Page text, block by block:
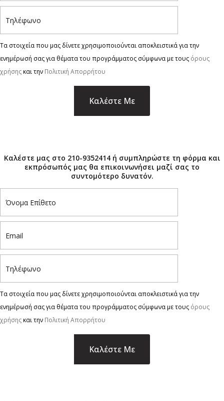
Τα στοιχεία που μας δίνετε χρησιμοποιούνται αποκλειστικά για την
ενημέρωσή σας για θέματα του προγράμματος σύμφωνα με τους όρους
χρήσηςκαι την Πολιτική Απορρήτου
Καλέστε μας στο 210-9352414 ή συμπληρώστε τη φόρμα και
εκπρόσωπός μας θα επικοινωνήσει μαζί σας το
συντομότερο δυνατόν.
Τα στοιχεία που μας δίνετε χρησιμοποιούνται αποκλειστικά για την
ενημέρωσή σας για θέματα του προγράμματος σύμφωνα με τους όρους
χρήσηςκαι την Πολιτική Απορρήτου